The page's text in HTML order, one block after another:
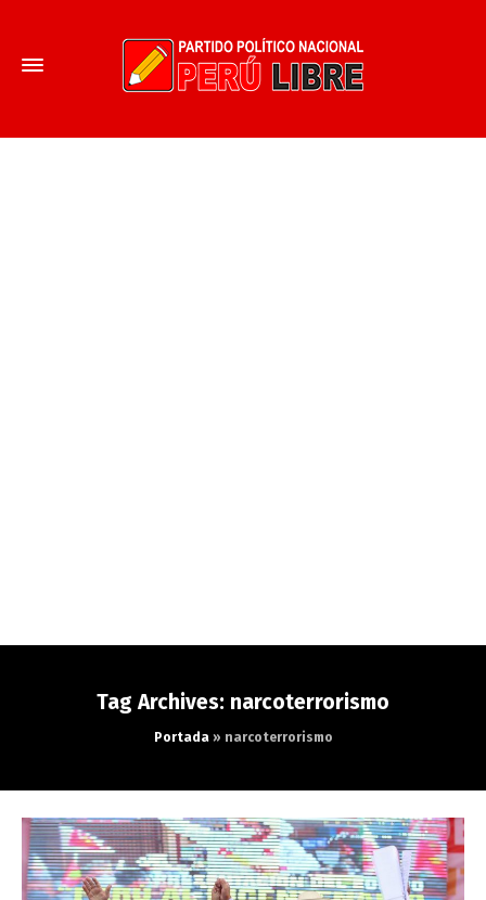
Tag Archives: narcoterrorismo
Portada» narcoterrorismo